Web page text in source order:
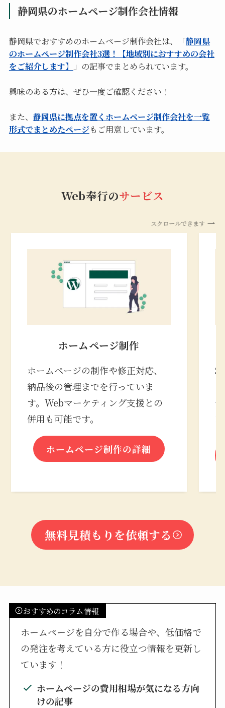
静岡県のホームページ制作会社情報
静岡県でおすすめのホームページ制作会社は、「静岡県
のホームページ制作会社3選！【地域別におすすめの会社
をご紹介します】
」の記事でまとめられています。
興味のある方は、ぜひ一度ご確認ください！
また、 静岡県に拠点を置くホームページ制作会社を一覧
形式でまとめたページもご用意しています。
Web奉行のサービス
スクロールできます
ホームページ制作
ホームページの制作や修正対応、
納品後の管理までを行っていま
す。Webマーケティング支援との
併用も可能です。
ホームページ制作の詳細
無料見積もりを依頼する
おすすめのコラム情報
ホームページを自分で作る場合や、低価格で
の発注を考えている方に役立つ情報を更新し
ています！
ホームページの費用相場が気になる方向
けの記事